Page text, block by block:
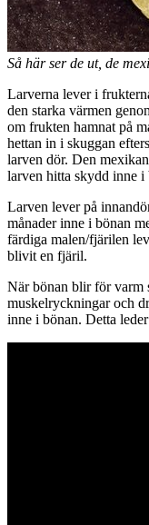
Så här ser de ut, de
Larverna lever i
den starka värmen
om frukten hamnat på
hettan in i skuggan
larven dör. Den
larven hitta skydd inne i
Larven lever på
månader inne i bönan
färdiga malen/fjärilen
blivit en fjäril.
När bönan blir för varm
muskelryckningar och
inne i bönan. Detta